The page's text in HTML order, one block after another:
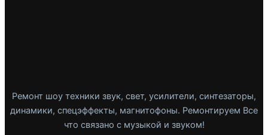
Ремонт шоу техники звук, свет, усилители, синтезаторы,
динамики, спецэффекты, магнитофоны. Ремонтируем Все
что связано с музыкой и звуком!